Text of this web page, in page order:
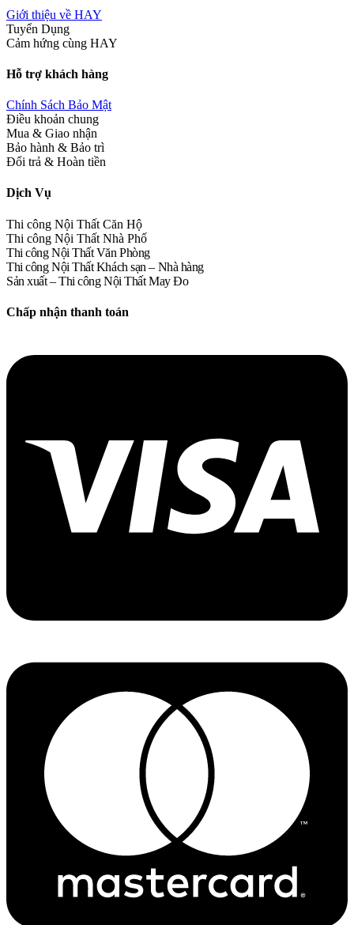
Giới thiệu về HAY
Tuyển Dụng
Cảm hứng cùng HAY
Hỗ trợ khách hàng
Chính Sách Bảo Mật
Điều khoản chung
Mua & Giao nhận
Bảo hành & Bảo trì
Đổi trả & Hoàn tiền
Dịch Vụ
Thi công Nội Thất Căn Hộ
Thi công Nội Thất Nhà Phố
Thi công Nội Thất Văn Phòng
Thi công Nội Thất Khách sạn – Nhà hàng
Sản xuất – Thi công Nội Thất May Đo
Chấp nhận thanh toán